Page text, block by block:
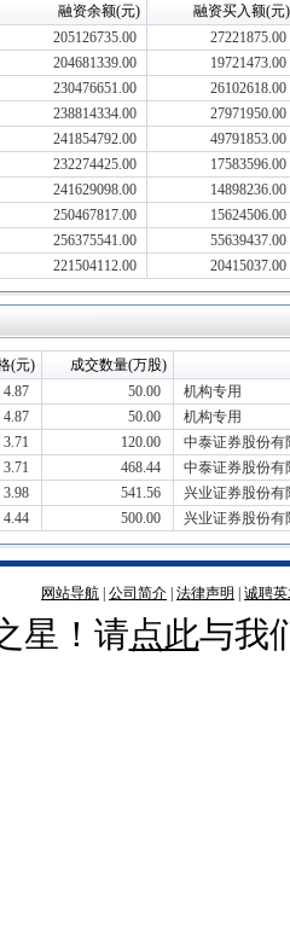
融资余额(元)
融资买入额(元)
205126735.00
27221875.00
204681339.00
19721473.00
230476651.00
26102618.00
238814334.00
27971950.00
241854792.00
49791853.00
232274425.00
17583596.00
241629098.00
14898236.00
250467817.00
15624506.00
256375541.00
55639437.00
221504112.00 20415037.00
(元)
成交数量(万股)
4.87 50.00
机构专用
4.87 50.00
机构专用
3.71 120.00
中泰证券股份有
3.71 468.44
中泰证券股份有
3.98 541.56
兴业证券股份有
4.44 500.00 兴业证券股份有
网站导航 公司简介 法律声明 诚聘
星！请点此与我